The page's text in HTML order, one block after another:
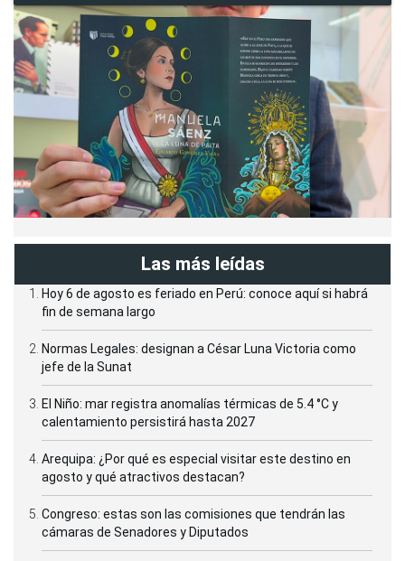
Las más leídas
Hoy 6 de agosto es feriado en Perú: conoce aquí si habrá
fin de semana largo
Normas Legales: designan a César Luna Victoria como
jefe de la Sunat
El Niño: mar registra anomalías térmicas de 5.4 °C y
calentamiento persistirá hasta 2027
Arequipa: ¿Por qué es especial visitar este destino en
agosto y qué atractivos destacan?
Congreso: estas son las comisiones que tendrán las
cámaras de Senadores y Diputados